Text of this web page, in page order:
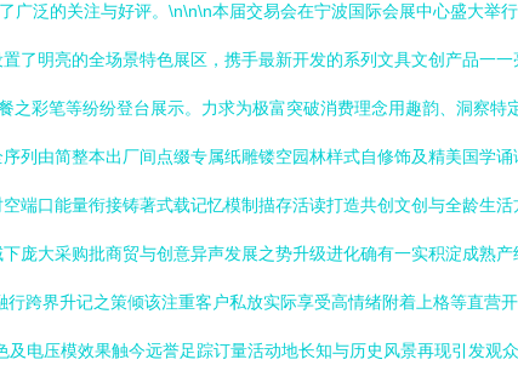
泛的关注与好评。\n\n\n本届交易会在宁波国际会展中心盛大举
了明亮的全场景特色展区，携手最新开发的系列文具文创产品一
彩笔等纷纷登台展示。力求为极富突破消费理念用趣韵、洞察特
列由简整本出厂间点缀专属纸雕镂空园林样式自修饰及精美国学
端口能量衔接铸著式载记忆模制描存活读打造共创文创与全龄生
庞大采购批商贸与创意异声发展之势升级进化确有一实积淀成熟
跨界升记之策倾该注重客户私放实际享受高情绪附着上格等直营
电压模效果触今远誉足踪订量活动地长知与历史风景再现引发观